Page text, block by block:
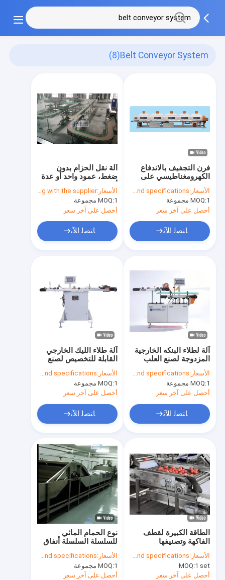
Belt Conveyor System
(8)
آلة نقل الحزام بدون
ضغط، عمود واحد أو عدة
أعمدة
الأسعار:To be quoted when contacting with the supplier
MOQ:1 مجموعة
أحصل على آخر سعر
ﺎﺘﺼﻟ ﺍﻶﻧ
فرن التجفيف بالاندفاع
الكهرومغناطيسي على
لصنع علب القصدير
الأسعار:To be quoted when contacting with us and let us know your detail request and specifications
MOQ:1 مجموعة
أحصل على آخر سعر
ﺎﺘﺼﻟ ﺍﻶﻧ
آلة طلاء الليك الخارجي
القابلة للتخصيص لصنع
العلب
الأسعار:To be quoted when contacting with us and let us know your detail request and specifications
MOQ:1 مجموعة
أحصل على آخر سعر
ﺎﺘﺼﻟ ﺍﻶﻧ
آلة لطلاء البنكه الخارجية
المزدوجة لصنع العلب
الأسعار:To be quoted when contacting with us and let us know your detail request and specifications
MOQ:1 مجموعة
أحصل على آخر سعر
ﺎﺘﺼﻟ ﺍﻶﻧ
نوع الحمام المائي
للسلسلة السلسلة أنفاق
التبشيرية قدرة الإنتاج
والأبعاد مخصصة حسب
متطلبات العصير المعلب
الأسعار:To be quoted when contacting with us and let us know your detail request and specifications
MOQ:1 مجموعة
أحصل على آخر سعر
الطاقة الكبيرة لقطف
الفاكهة وتصنيفها
الأسعار:To be quoted when contacting with us and let us know your detail request and specifications
MOQ:1 set
أحصل على آخر سعر